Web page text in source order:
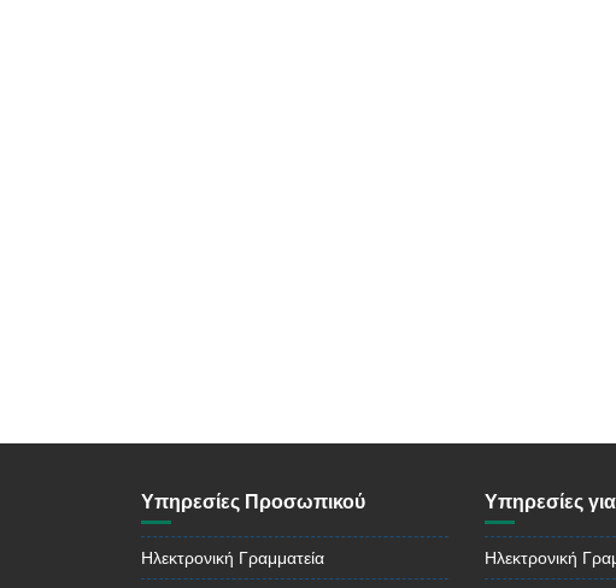
Υπηρεσίες Προσωπικού
Ηλεκτρονική Γραμματεία
Υπηρεσίες
Ηλεκτρονική